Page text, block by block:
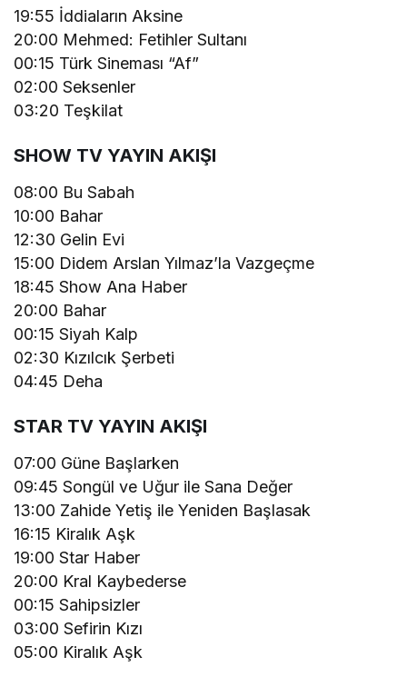
19:55 İddiaların Aksine
20:00 Mehmed: Fetihler Sultanı
00:15 Türk Sineması “Af”
02:00 Seksenler
03:20 Teşkilat
SHOW TV YAYIN AKIŞI
08:00 Bu Sabah
10:00 Bahar
12:30 Gelin Evi
15:00 Didem Arslan Yılmaz’la Vazgeçme
18:45 Show Ana Haber
20:00 Bahar
00:15 Siyah Kalp
02:30 Kızılcık Şerbeti
04:45 Deha
STAR TV YAYIN AKIŞI
07:00 Güne Başlarken
09:45 Songül ve Uğur ile Sana Değer
13:00 Zahide Yetiş ile Yeniden Başlasak
16:15 Kiralık Aşk
19:00 Star Haber
20:00 Kral Kaybederse
00:15 Sahipsizler
03:00 Sefirin Kızı
05:00 Kiralık Aşk